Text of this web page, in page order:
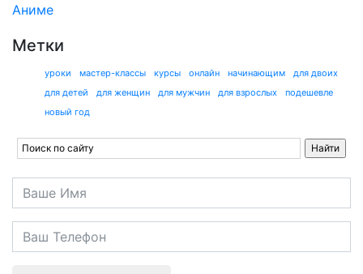
Аниме
Метки
уроки мастер-классы курсы онлайн начинающим
для двоих
для детей
для женщин для мужчин для взрослых
подешевле
новый год